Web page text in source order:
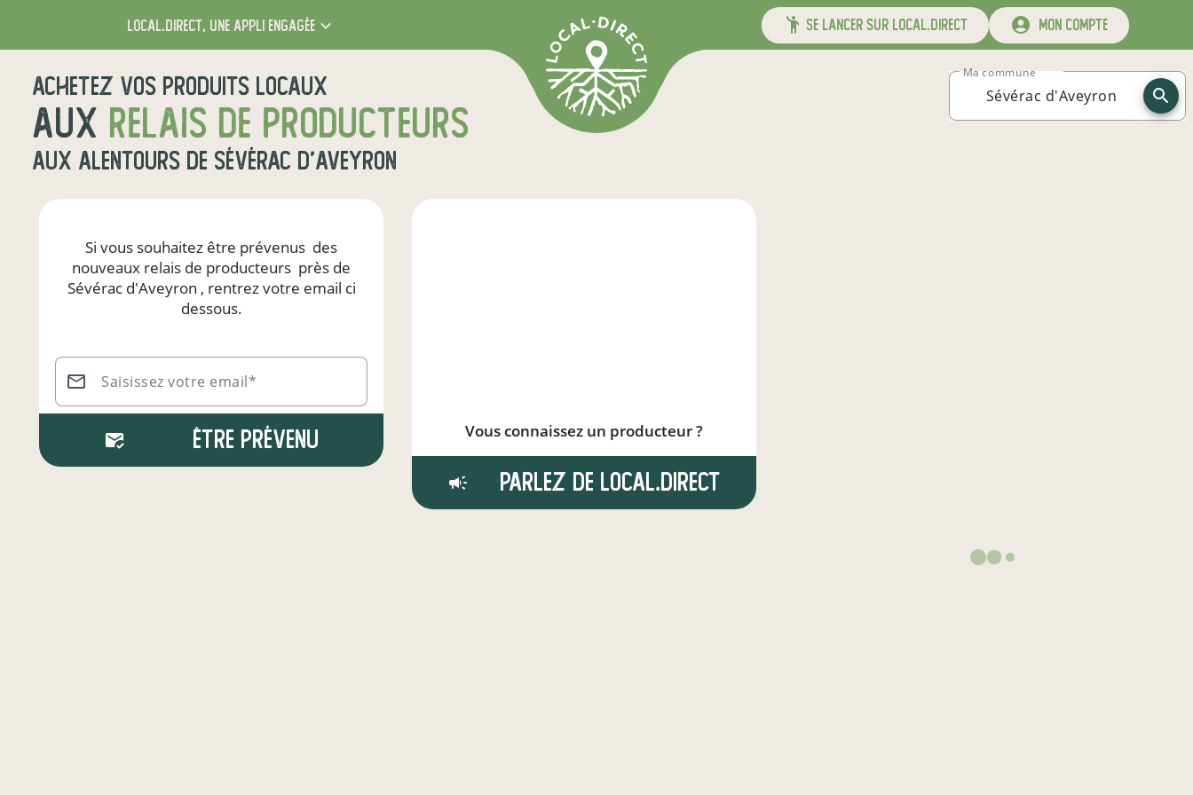
local.direct, une appli engagée se lancer sur local.direct mon compte
Achetez vos produits locaux
aux relais de producteurs
aux alentours de Sévérac d'Aveyron
Ma commune
Si vous souhaitez être prévenus des
nouveaux relais de producteurs près de
Sévérac d'Aveyron , rentrez votre email ci
dessous.
Saisissez votre email*
Être prévenu Vous connaissez un producteur ?
Parlez de local.direct